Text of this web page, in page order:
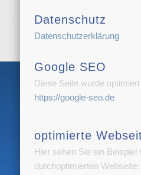
Datenschutz
Datenschutzerklärung
Google SEO
Diese Seite wurde
https://google-seo.de
optimierte
Hier sehen Sie ein Beispiel
durchoptimierten Webseite: